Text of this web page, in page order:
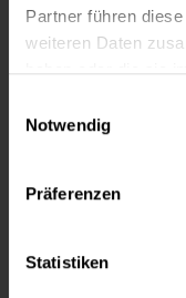
Partner führen
weiteren Daten
haben oder die sie
Notwendig
Präferenzen
Statistiken